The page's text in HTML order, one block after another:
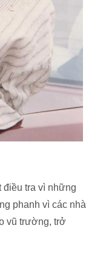
điều tra vì những
phanh vì các nhà
vũ trường, trở